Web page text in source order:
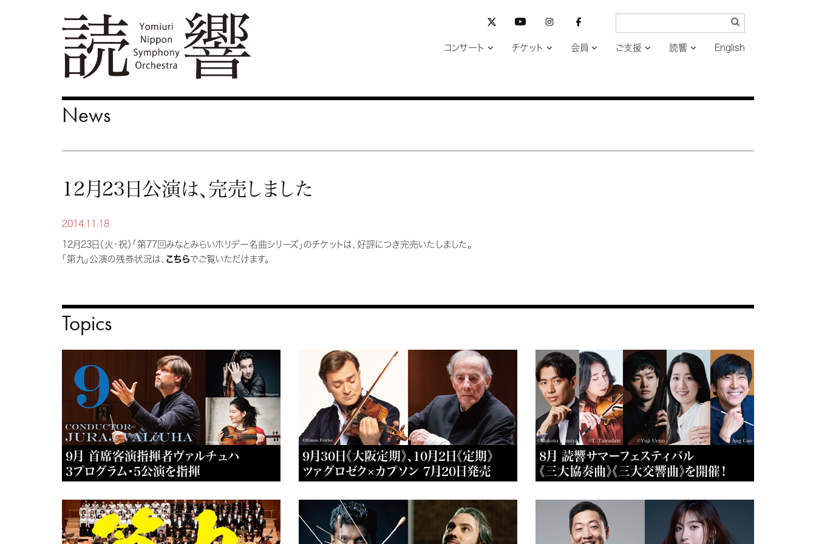
コンサート チケット 会員 ご支援 読響 English
News
12月23日公演は、完売しました
2014.11.18
12月23日（火・祝）「第77回みなとみらいホリデー名曲シリーズ」のチケットは、好評につき完売いたしました。
「第九」公演の残券状況は、 こちらでご覧いただけます。
Topics
9月 首席客演指揮者ヴァルチュハ
3プログラム・5公演を指揮
9月30日《大阪定期》、10月2日《定期》
ツァグロゼク×カプソン 7月20日発売
8月 読響サマーフェスティバル
《三大協奏曲》《三大交響曲》を開催！